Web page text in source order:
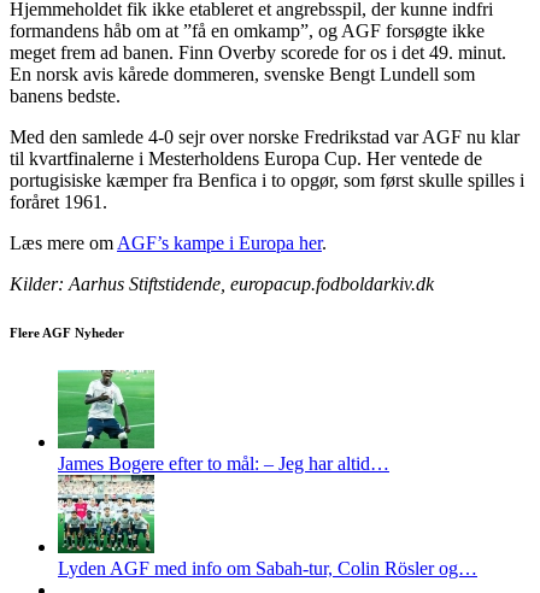
Hjemmeholdet fik ikke etableret et angrebsspil, der kunne indfri
formandens håb om at ”få en omkamp”, og AGF forsøgte ikke
meget frem ad banen. Finn Overby scorede for os i det 49. minut.
En norsk avis kårede dommeren, svenske Bengt Lundell som
banens bedste.
Med den samlede 4-0 sejr over norske Fredrikstad var AGF nu klar
til kvartfinalerne i Mesterholdens Europa Cup. Her ventede de
portugisiske kæmper fra Benfica i to opgør, som først skulle spilles i
foråret 1961.
Læs mere om AGF’s kampe i Europa her.
Kilder: Aarhus Stiftstidende, europacup.fodboldarkiv.dk
Flere AGF Nyheder
James Bogere efter to mål: – Jeg har altid…
Lyden AGF med info om Sabah-tur, Colin Rösler og…